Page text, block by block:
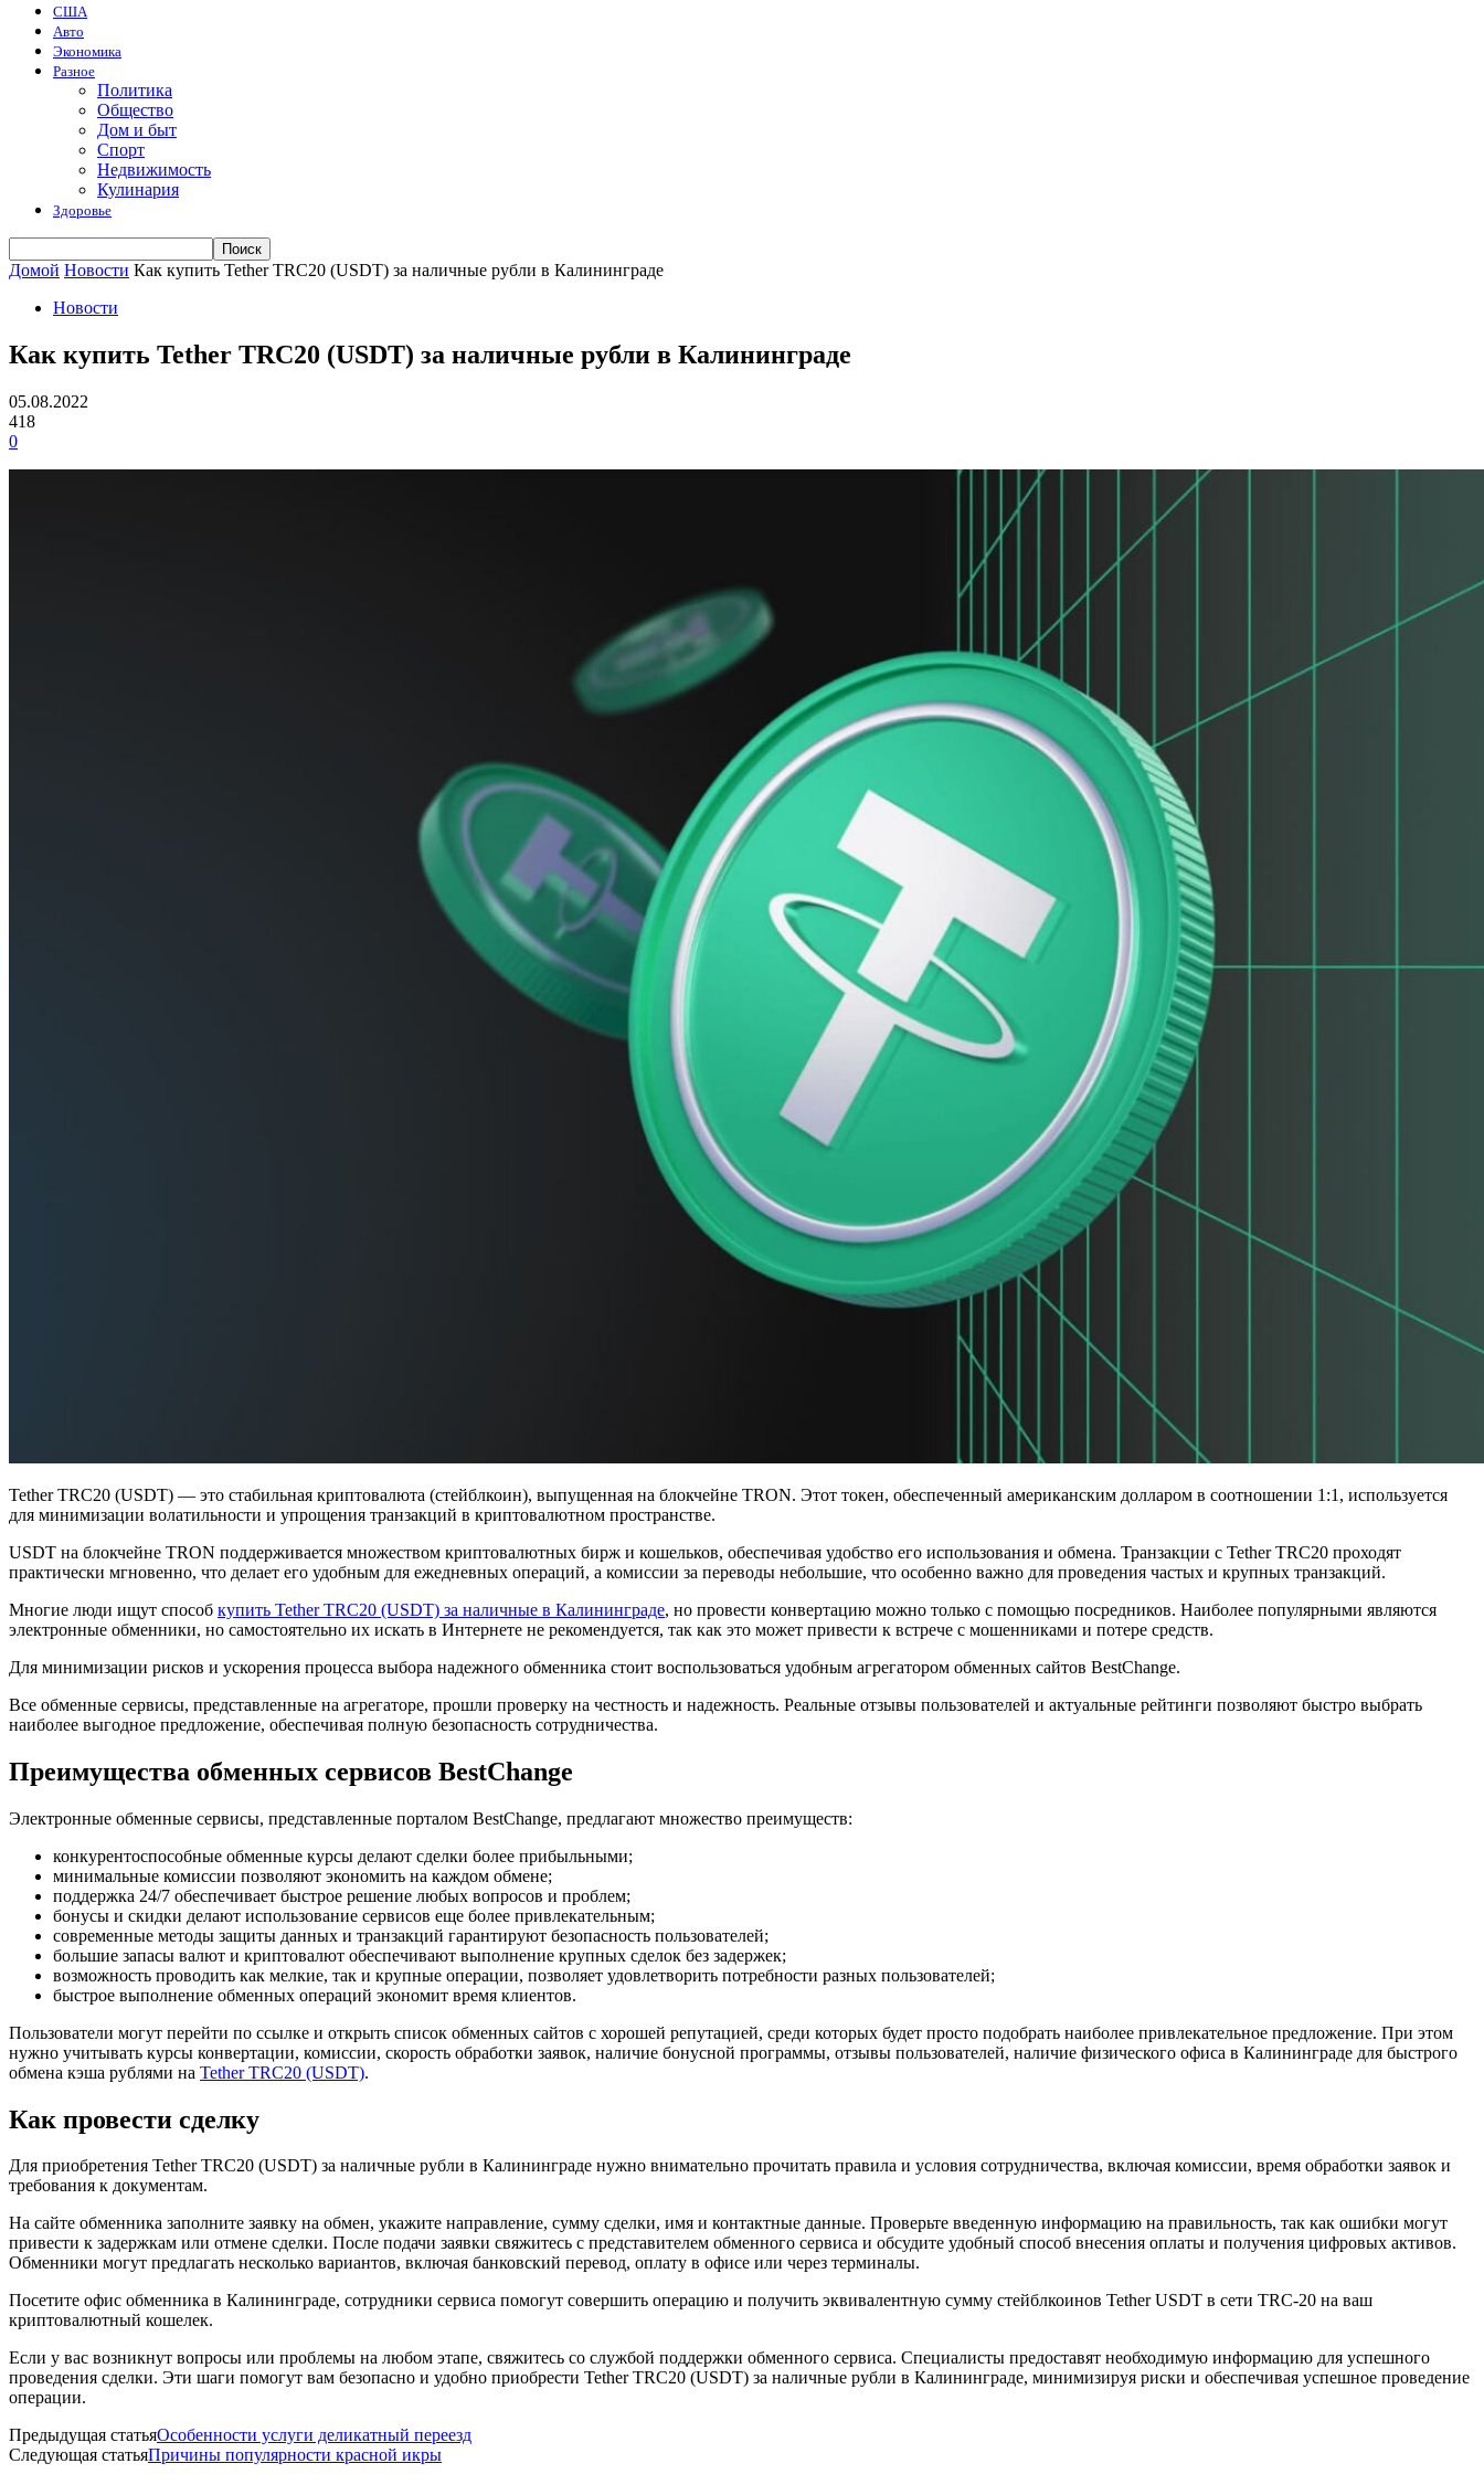
США
Авто
Экономика
Разное
Политика
Общество
Дом и быт
Спорт
Недвижимость
Кулинария
Здоровье
Домой Новости Как купить Tether TRC20 (USDT) за наличные рубли в Калининграде
Новости
Как купить Tether TRC20 (USDT) за наличные рубли в Калининграде
05.08.2022
418
0
Tether TRC20 (USDT) — это стабильная криптовалюта (стейблкоин), выпущенная на блокчейне TRON. Этот токен, обеспеченный американским долларом в соотношении 1:1, используется
для минимизации волатильности и упрощения транзакций в криптовалютном пространстве.
USDT на блокчейне TRON поддерживается множеством криптовалютных бирж и кошельков, обеспечивая удобство его использования и обмена. Транзакции с Tether TRC20 проходят
практически мгновенно, что делает его удобным для ежедневных операций, а комиссии за переводы небольшие, что особенно важно для проведения частых и крупных транзакций.
Многие люди ищут способ купить Tether TRC20 (USDT) за наличные в Калининграде, но провести конвертацию можно только с помощью посредников. Наиболее популярными являются
электронные обменники, но самостоятельно их искать в Интернете не рекомендуется, так как это может привести к встрече с мошенниками и потере средств.
Для минимизации рисков и ускорения процесса выбора надежного обменника стоит воспользоваться удобным агрегатором обменных сайтов BestChange.
Все обменные сервисы, представленные на агрегаторе, прошли проверку на честность и надежность. Реальные отзывы пользователей и актуальные рейтинги позволяют быстро выбрать
наиболее выгодное предложение, обеспечивая полную безопасность сотрудничества.
Преимущества обменных сервисов BestChange
Электронные обменные сервисы, представленные порталом BestChange, предлагают множество преимуществ:
конкурентоспособные обменные курсы делают сделки более прибыльными;
минимальные комиссии позволяют экономить на каждом обмене;
поддержка 24/7 обеспечивает быстрое решение любых вопросов и проблем;
бонусы и скидки делают использование сервисов еще более привлекательным;
современные методы защиты данных и транзакций гарантируют безопасность пользователей;
большие запасы валют и криптовалют обеспечивают выполнение крупных сделок без задержек;
возможность проводить как мелкие, так и крупные операции, позволяет удовлетворить потребности разных пользователей;
быстрое выполнение обменных операций экономит время клиентов.
Пользователи могут перейти по ссылке и открыть список обменных сайтов с хорошей репутацией, среди которых будет просто подобрать наиболее привлекательное предложение. При этом
нужно учитывать курсы конвертации, комиссии, скорость обработки заявок, наличие бонусной программы, отзывы пользователей, наличие физического офиса в Калининграде для быстрого
обмена кэша рублями на Tether TRC20 (USDT).
Как провести сделку
Для приобретения Tether TRC20 (USDT) за наличные рубли в Калининграде нужно внимательно прочитать правила и условия сотрудничества, включая комиссии, время обработки заявок и
требования к документам.
На сайте обменника заполните заявку на обмен, укажите направление, сумму сделки, имя и контактные данные. Проверьте введенную информацию на правильность, так как ошибки могут
привести к задержкам или отмене сделки. После подачи заявки свяжитесь с представителем обменного сервиса и обсудите удобный способ внесения оплаты и получения цифровых активов.
Обменники могут предлагать несколько вариантов, включая банковский перевод, оплату в офисе или через терминалы.
Посетите офис обменника в Калининграде, сотрудники сервиса помогут совершить операцию и получить эквивалентную сумму стейблкоинов Tether USDT в сети TRC-20 на ваш
криптовалютный кошелек.
Если у вас возникнут вопросы или проблемы на любом этапе, свяжитесь со службой поддержки обменного сервиса. Специалисты предоставят необходимую информацию для успешного
проведения сделки. Эти шаги помогут вам безопасно и удобно приобрести Tether TRC20 (USDT) за наличные рубли в Калининграде, минимизируя риски и обеспечивая успешное проведение
операции.
Предыдущая статьяОсобенности услуги деликатный переезд
Следующая статьяПричины популярности красной икры